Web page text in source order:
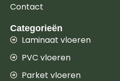
Contact
Categorieën
Laminaat vloeren
PVC vloeren
Parket vloeren